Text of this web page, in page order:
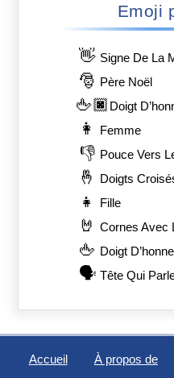
Emoji
👋 Signe De La
🎅 Père Noël
🖕🏿 Doigt
👩 Femme
👎 Pouce Vers
🤞 Doigts
👧 Fille
🤘 Cornes Avec
🖕 Doigt
🗣️ Tête Qui
Accueil À propos de